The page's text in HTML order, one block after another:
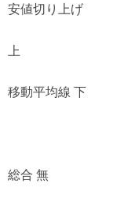
安値切り上げ
上
移動平均線 下
総合 無